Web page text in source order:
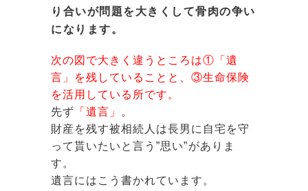
り合いが問題を大きくして骨肉の争い
になります。
次の図で大きく違うところは①「遺
言」を残していることと、③生命保険
を活用している所です。
先ず 「遺言」 。
財産を残す被相続人は長男に自宅を守
って貰いたいと言う”思い”がありま
す。
遺言にはこう書かれています。